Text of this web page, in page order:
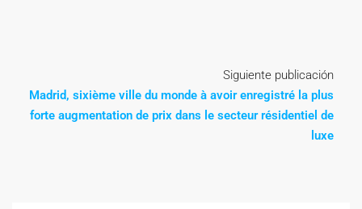
Siguiente publicación
Madrid, sixième ville du monde à avoir enregistré la plus
forte augmentation de prix dans le secteur résidentiel de
luxe